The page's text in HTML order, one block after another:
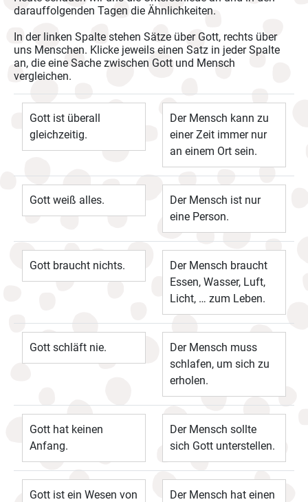
darauffolgenden Tagen die Ähnlichkeiten.
In der linken Spalte stehen Sätze über Gott, rechts über
uns Menschen. Klicke jeweils einen Satz in jeder Spalte
an, die eine Sache zwischen Gott und Mensch
vergleichen.
Gott ist überall
gleichzeitig.
Der Mensch kann zu
einer Zeit immer nur
an einem Ort sein.
Gott weiß alles.
Der Mensch ist nur
eine Person.
Gott braucht nichts.
Der Mensch braucht
Essen, Wasser, Luft,
Licht, … zum Leben.
Gott schläft nie.
Der Mensch muss
schlafen, um sich zu
erholen.
Gott hat keinen
Anfang.
Der Mensch sollte
sich Gott unterstellen.
Gott ist ein Wesen von
Der Mensch hat einen